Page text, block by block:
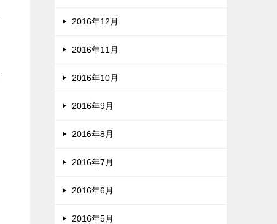
2016年12月
2016年11月
2016年10月
2016年9月
2016年8月
2016年7月
2016年6月
2016年5月